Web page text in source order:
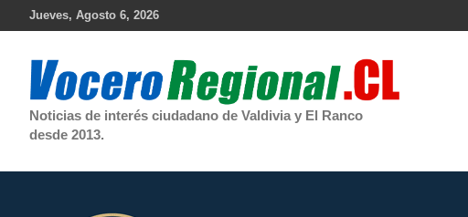
Jueves, Agosto 6, 2026
Noticias de interés ciudadano de Valdivia y El Ranco
desde 2013.